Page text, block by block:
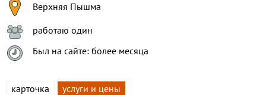
Верхняя Пышма
работаю один
Был на сайте: более месяца
карточка услуги и цены